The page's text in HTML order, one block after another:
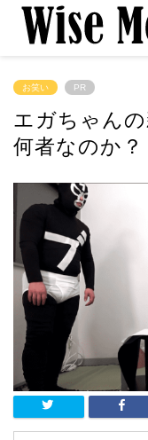
お笑い PR
エガちゃん
何者なのか？